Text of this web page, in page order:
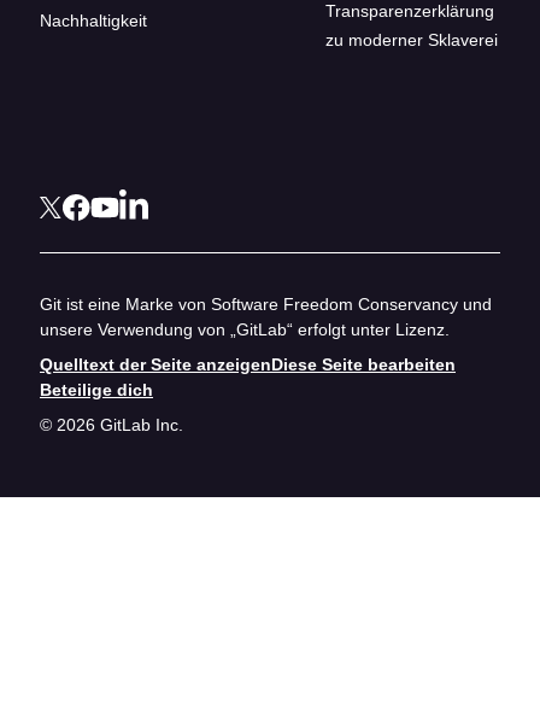
Nachhaltigkeit
Transparenzerklärung
zu moderner Sklaverei
Git ist eine Marke von Software Freedom Conservancy und
unsere Verwendung von „GitLab“ erfolgt unter Lizenz.
Quelltext der Seite anzeigenDiese Seite bearbeiten
Beteilige dich
© 2026 GitLab Inc.